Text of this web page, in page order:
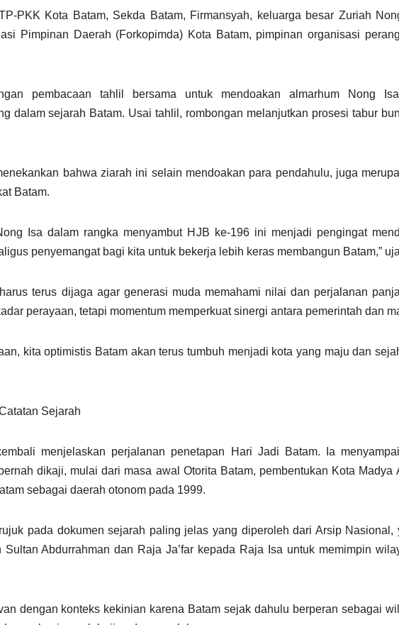
PKK Kota Batam, Sekda Batam, Firmansyah, keluarga besar Zuriah
Pimpinan Daerah (Forkopimda) Kota Batam, pimpinan organisasi
pembacaan tahlil bersama untuk mendoakan almarhum Nong
dalam sejarah Batam. Usai tahlil, rombongan melanjutkan prosesi tabur
bahwa ziarah ini selain mendoakan para pendahulu, juga
Batam.
Isa dalam rangka menyambut HJB ke-196 ini menjadi pengingat
penyemangat bagi kita untuk bekerja lebih keras membangun Batam,”
terus dijaga agar generasi muda memahami nilai dan perjalanan
perayaan, tetapi momentum memperkuat sinergi antara pemerintah dan
kita optimistis Batam akan terus tumbuh menjadi kota yang maju dan
Sejarah
menjelaskan perjalanan penetapan Hari Jadi Batam. Ia
dikaji, mulai dari masa awal Otorita Batam, pembentukan Kota Madya
sebagai daerah otonom pada 1999.
pada dokumen sejarah paling jelas yang diperoleh dari Arsip Nasional,
Abdurrahman dan Raja Ja’far kepada Raja Isa untuk memimpin
dengan konteks kekinian karena Batam sejak dahulu berperan sebagai